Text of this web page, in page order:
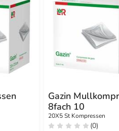
Gazin
8fach 10
20X5 St Kompressen
(0)